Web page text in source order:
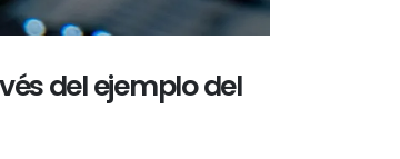
del ejemplo del